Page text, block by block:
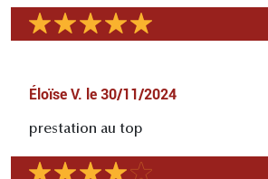
Éloïse V. le 30/11/2024
prestation au top